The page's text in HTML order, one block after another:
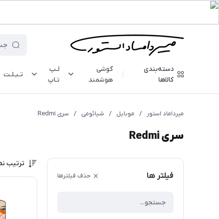
دسته‌بندی
کالاها
گوشی
هوشمند
لـپ
تـاپ
تـبـلـت
میرداماد استور / موبایل / شیائومی / سری Redmi
سری Redmi
فیلتر ها حذف فیلترها
ترتیب